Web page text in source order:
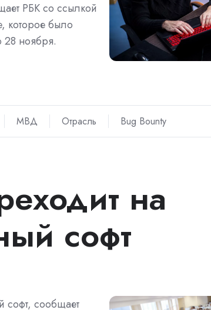
РБК со ссылкой
которое было
ноября.
МВД Отрасль Bug Bounty
на
софт
софт, сообщает